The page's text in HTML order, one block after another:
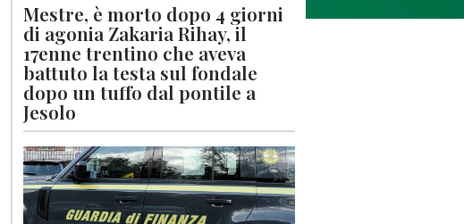
Mestre, è morto dopo 4 giorni
di agonia Zakaria Rihay, il
17enne trentino che aveva
battuto la testa sul fondale
dopo un tuffo dal pontile a
Jesolo